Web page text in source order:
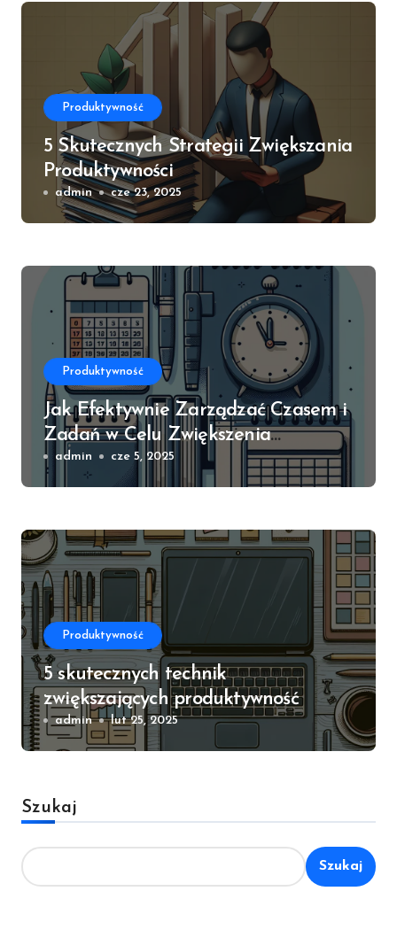
Produktywność
5 Skutecznych Strategii Zwiększania
Produktywności
admin cze 23, 2025
Produktywność
Jak Efektywnie Zarządzać Czasem i
Zadań w Celu Zwiększenia
Produktywności
admin cze 5, 2025
Produktywność
5 skutecznych technik
zwiększających produktywność
admin lut 25, 2025
Szukaj
Szukaj